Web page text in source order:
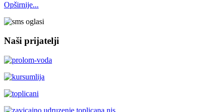
Opširnije...
Naši prijatelji